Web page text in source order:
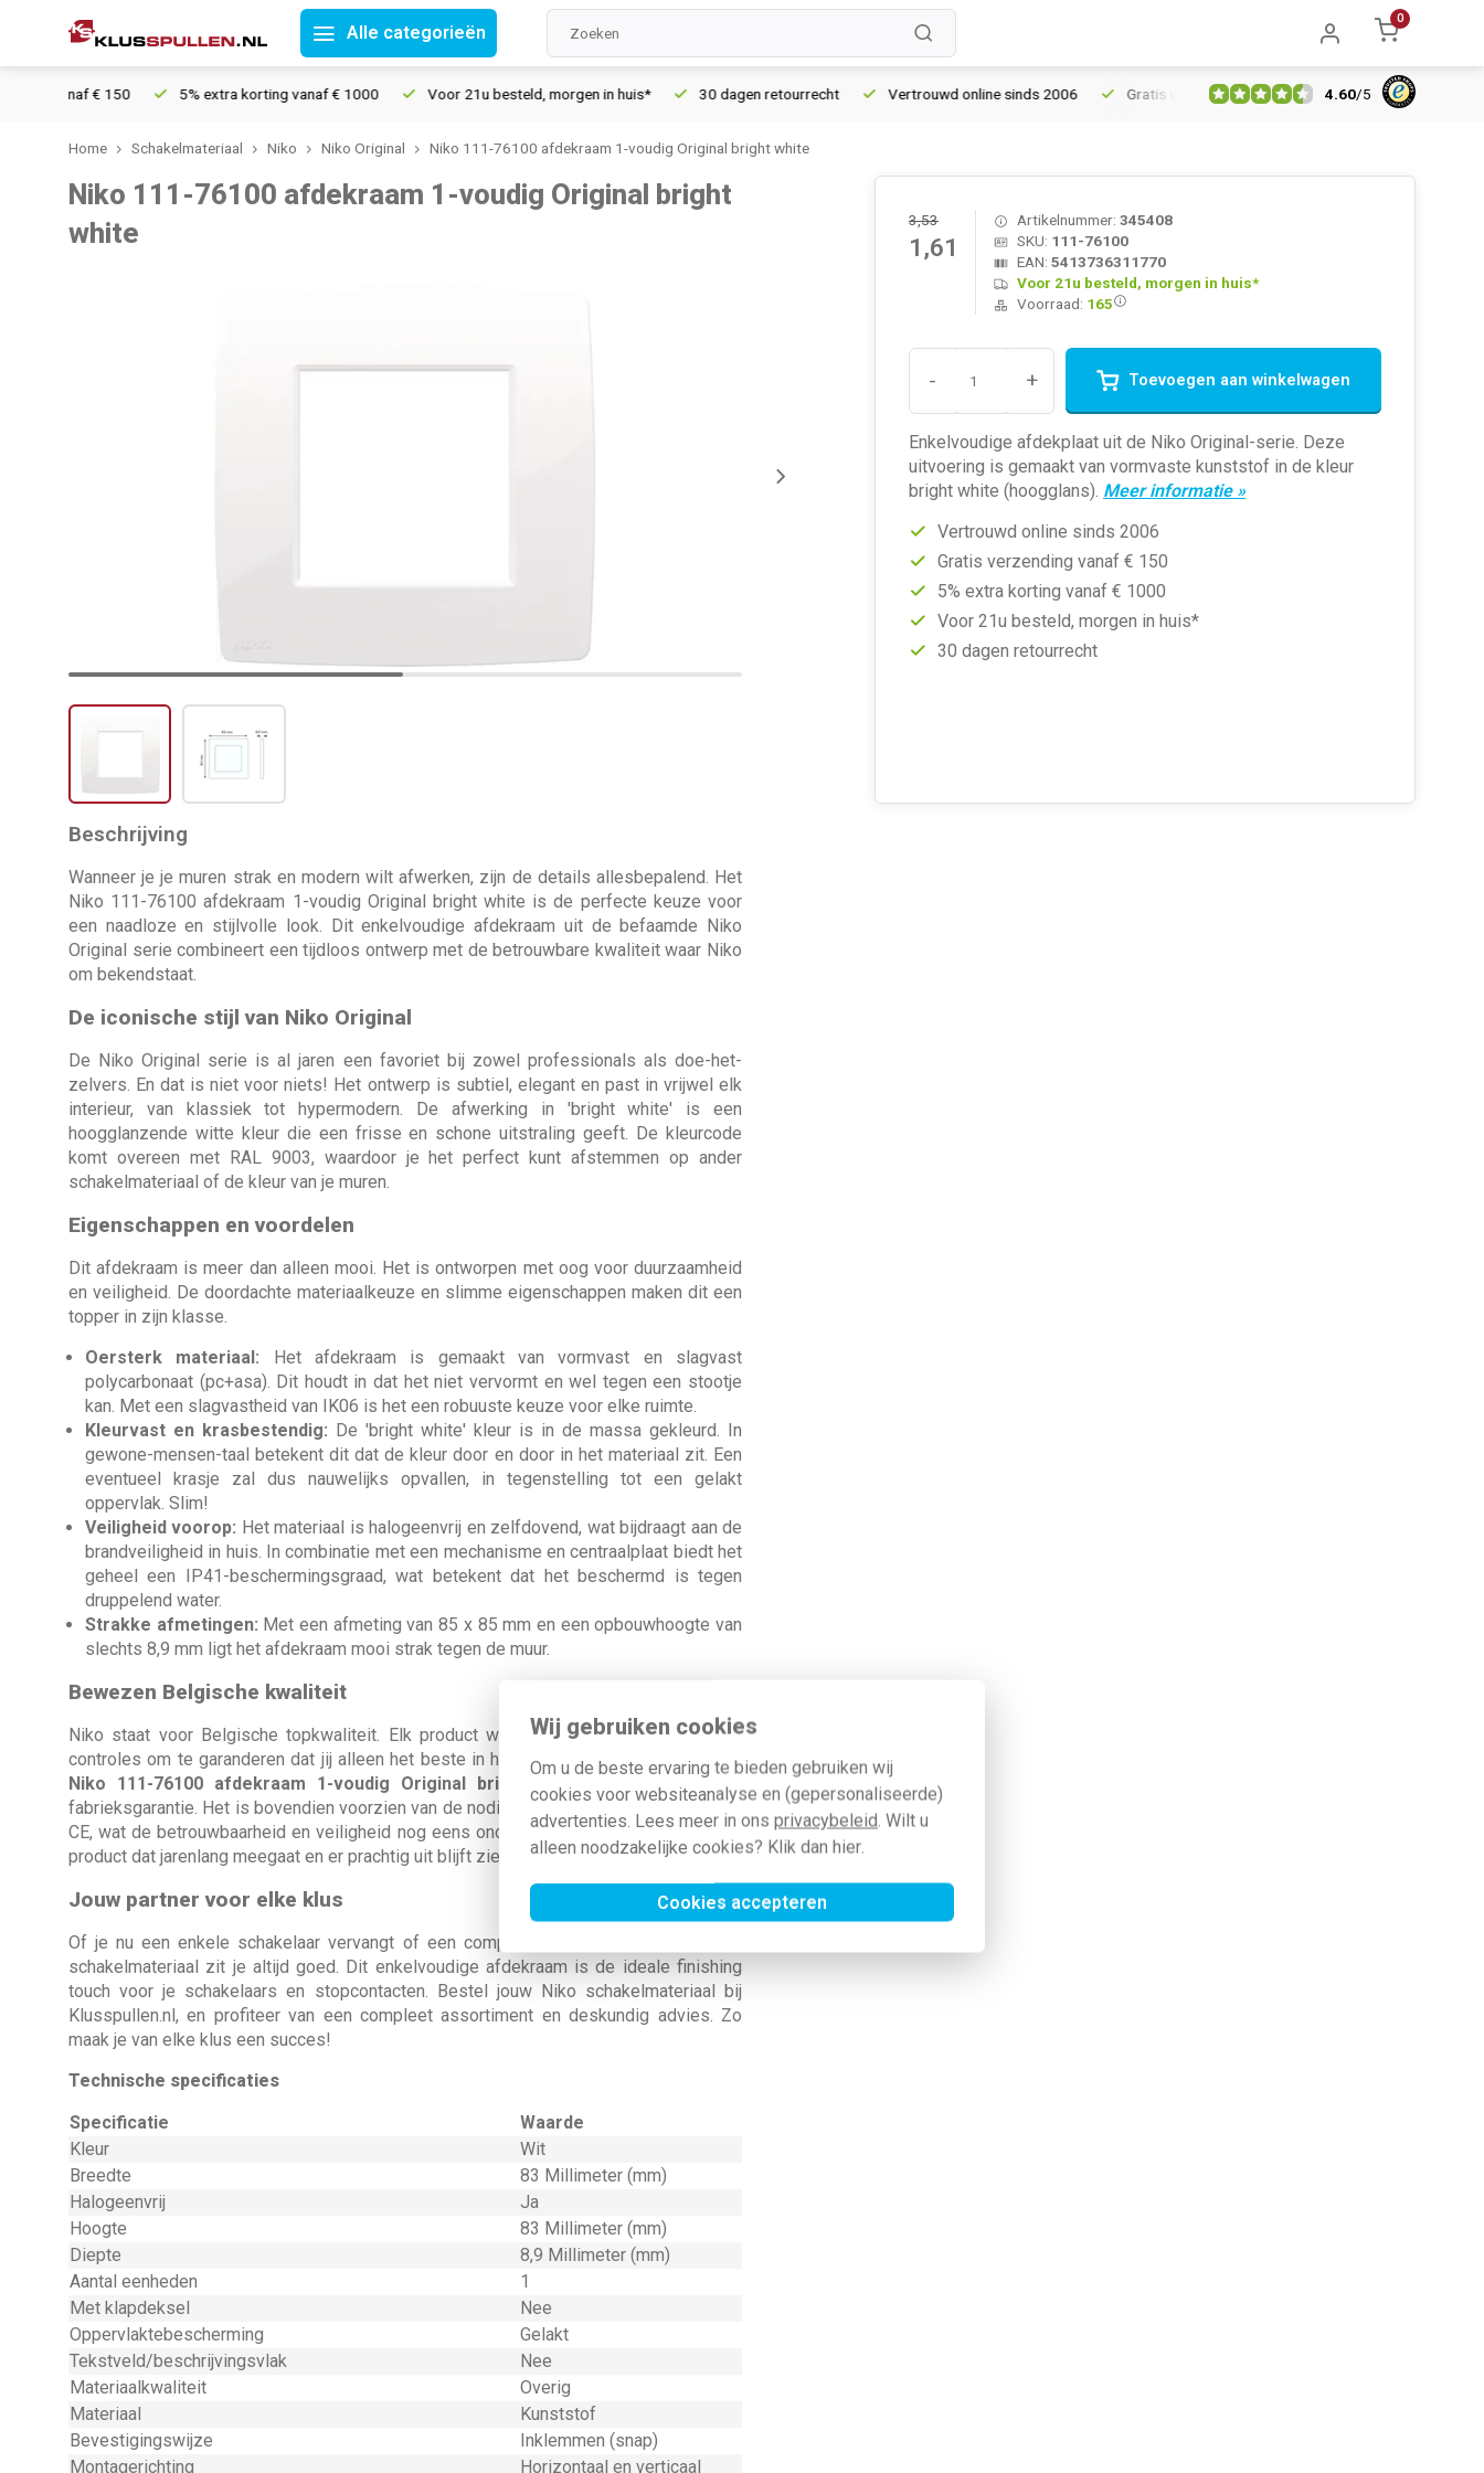
Wij gebruiken cookies
Om u de beste ervaring te bieden gebruiken wij
cookies voor websiteanalyse en (gepersonaliseerde)
advertenties. Lees meer in ons privacybeleid. Wilt u
alleen noodzakelijke cookies? Klik dan hier.
Cookies accepteren
Alle categorieën
0
€ 150 5% extra korting vanaf € 1000 Voor 21u besteld, morgen in huis* 30 dagen retourrecht Vertrouwd online sinds 2006 Gratis verzending vanaf € 150 5% extra korting vanaf
4.60/5
Home Schakelmateriaal Niko Niko Original Niko 111-76100 afdekraam 1-voudig Original bright white
Niko 111-76100 afdekraam 1-voudig Original bright
white
3,53
1,61
Artikelnummer: 345408
SKU: 111-76100
EAN: 5413736311770
Voor 21u besteld, morgen in huis*
Voorraad: 165
- + Toevoegen aan winkelwagen
Enkelvoudige afdekplaat uit de Niko Original-serie. Deze
uitvoering is gemaakt van vormvaste kunststof in de kleur
bright white (hoogglans). Meer informatie »
Vertrouwd online sinds 2006
Gratis verzending vanaf € 150
5% extra korting vanaf € 1000
Voor 21u besteld, morgen in huis*
30 dagen retourrecht
Beschrijving
Wanneer je je muren strak en modern wilt afwerken, zijn de details allesbepalend. Het
Niko 111-76100 afdekraam 1-voudig Original bright white is de perfecte keuze voor
een naadloze en stijlvolle look. Dit enkelvoudige afdekraam uit de befaamde Niko
Original serie combineert een tijdloos ontwerp met de betrouwbare kwaliteit waar Niko
om bekendstaat.
De iconische stijl van Niko Original
De Niko Original serie is al jaren een favoriet bij zowel professionals als doe-het-
zelvers. En dat is niet voor niets! Het ontwerp is subtiel, elegant en past in vrijwel elk
interieur, van klassiek tot hypermodern. De afwerking in 'bright white' is een
hoogglanzende witte kleur die een frisse en schone uitstraling geeft. De kleurcode
komt overeen met RAL 9003, waardoor je het perfect kunt afstemmen op ander
schakelmateriaal of de kleur van je muren.
Eigenschappen en voordelen
Dit afdekraam is meer dan alleen mooi. Het is ontworpen met oog voor duurzaamheid
en veiligheid. De doordachte materiaalkeuze en slimme eigenschappen maken dit een
topper in zijn klasse.
Oersterk materiaal: Het afdekraam is gemaakt van vormvast en slagvast
polycarbonaat (pc+asa). Dit houdt in dat het niet vervormt en wel tegen een stootje
kan. Met een slagvastheid van IK06 is het een robuuste keuze voor elke ruimte.
Kleurvast en krasbestendig: De 'bright white' kleur is in de massa gekleurd. In
gewone-mensen-taal betekent dit dat de kleur door en door in het materiaal zit. Een
eventueel krasje zal dus nauwelijks opvallen, in tegenstelling tot een gelakt
oppervlak. Slim!
Veiligheid voorop: Het materiaal is halogeenvrij en zelfdovend, wat bijdraagt aan de
brandveiligheid in huis. In combinatie met een mechanisme en centraalplaat biedt het
geheel een IP41-beschermingsgraad, wat betekent dat het beschermd is tegen
druppelend water.
Strakke afmetingen: Met een afmeting van 85 x 85 mm en een opbouwhoogte van
slechts 8,9 mm ligt het afdekraam mooi strak tegen de muur.
Bewezen Belgische kwaliteit
Niko staat voor Belgische topkwaliteit. Elk product wordt onderworpen aan strenge
controles om te garanderen dat jij alleen het beste in huis haalt. Daarom krijg je op dit
Niko 111-76100 afdekraam 1-voudig Original bright white
maar liefst 4 jaar
fabrieksgarantie. Het is bovendien voorzien van de nodige keurmerken, zoals KEMA en
CE, wat de betrouwbaarheid en veiligheid nog eens onderstreept. Je investeert in een
product dat jarenlang meegaat en er prachtig uit blijft zien.
Jouw partner voor elke klus
Of je nu een enkele schakelaar vervangt of een compleet huis renoveert, met Niko
schakelmateriaal zit je altijd goed. Dit enkelvoudige afdekraam is de ideale finishing
touch voor je schakelaars en stopcontacten. Bestel jouw Niko schakelmateriaal bij
Klusspullen.nl, en profiteer van een compleet assortiment en deskundig advies. Zo
maak je van elke klus een succes!
Technische specificaties
Specificatie
Waarde
Kleur
Wit
Breedte
83 Millimeter (mm)
Halogeenvrij
Ja
Hoogte
83 Millimeter (mm)
Diepte
8,9 Millimeter (mm)
Aantal eenheden
1
Met klapdeksel
Nee
Oppervlaktebescherming
Gelakt
Tekstveld/beschrijvingsvlak
Nee
Materiaalkwaliteit
Overig
Materiaal
Kunststof
Bevestigingswijze
Inklemmen (snap)
Montagerichting
Horizontaal en verticaal